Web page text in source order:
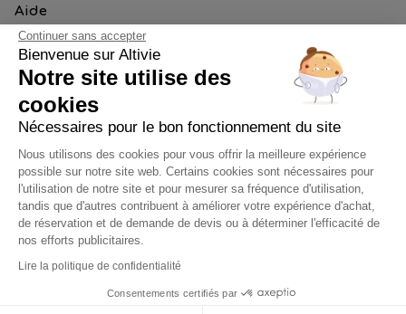
Aide
FAQ
Nous contacter
Gestion des cookies
Données personnelles Facebook
Plan de site
Suivez-nous sur
Continuer sans accepter
Bienvenue sur Altivie
Notre site utilise des
cookies
Nécessaires pour le bon fonctionnement du site
Nous utilisons des cookies pour vous offrir la meilleure expérience
possible sur notre site web. Certains cookies sont nécessaires pour
l'utilisation de notre site et pour mesurer sa fréquence d'utilisation,
tandis que d'autres contribuent à améliorer votre expérience d'achat,
de réservation et de demande de devis ou à déterminer l'efficacité de
nos efforts publicitaires.
Lire la politique de confidentialité
Consentements certifiés par